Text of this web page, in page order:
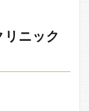
ニック